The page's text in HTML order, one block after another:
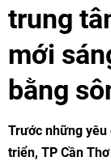
trung
mới
bằng
Trước những
triển, TP Cần